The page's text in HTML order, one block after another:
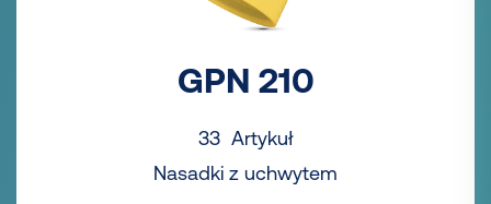
GPN 210
33 Artykuł
Nasadki z uchwytem